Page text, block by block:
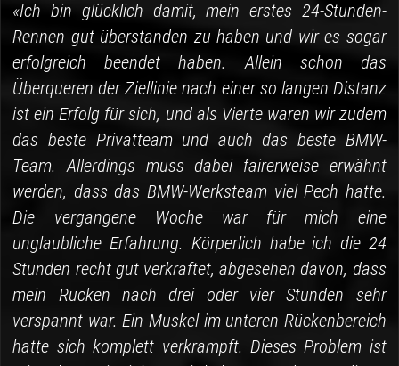
«Ich bin glücklich damit, mein erstes 24-Stunden-
Rennen gut überstanden zu haben und wir es sogar
erfolgreich beendet haben. Allein schon das
Überqueren der Ziellinie nach einer so langen Distanz
ist ein Erfolg für sich, und als Vierte waren wir zudem
das beste Privatteam und auch das beste BMW-
Team. Allerdings muss dabei fairerweise erwähnt
werden, dass das BMW-Werksteam viel Pech hatte.
Die vergangene Woche war für mich eine
unglaubliche Erfahrung. Körperlich habe ich die 24
Stunden recht gut verkraftet, abgesehen davon, dass
mein Rücken nach drei oder vier Stunden sehr
verspannt war. Ein Muskel im unteren Rückenbereich
hatte sich komplett verkrampft. Dieses Problem ist